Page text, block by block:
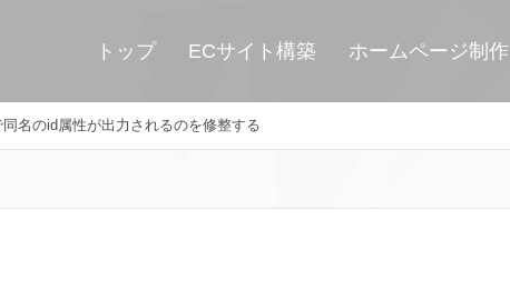
トップ ECサイト構築 ホームページ制作
名のid属性が出力されるのを修整する